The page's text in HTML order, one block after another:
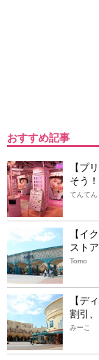
おすすめ記事
【プ
そう
てんてん
【イ
スト
Tomo
【デ
割引
みーこ